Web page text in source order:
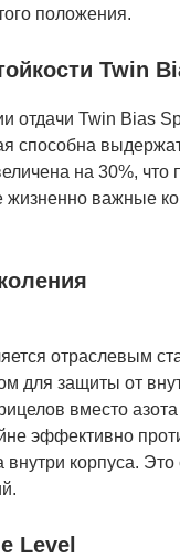
положения.
Twin
Twin Bias
способна
на 30%, что
важные
отраслевым
для защиты от
вместо азота
эффективно
корпуса. Это
Level